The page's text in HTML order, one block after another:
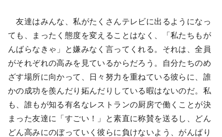
友達はみんな、私がたくさんテレビに出るようになっ
ても、まったく態度を変えることはなく、「私たちもが
んばらなきゃ」と嫌みなく言ってくれる。それは、全員
がそれぞれの高みを見ているからだろう。自分たちのめ
ざす場所に向かって、日々努力を重ねている彼らに、誰
かの成功を羨んだり妬んだりしている暇はないのだ。私
も、誰もが知る有名なレストランの厨房で働くことが決
まった友達に「すごい！」と素直に称賛を送るし、どん
どん高みにのぼっていく彼らに負けないよう、がんばり